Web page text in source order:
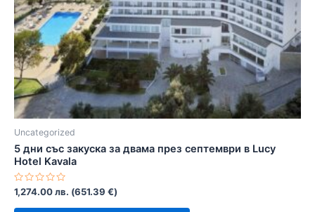
Uncategorized
5 дни със закуска за двама през септември в Lucy
Hotel Kavala
Оценено
с
0
1,274.00лв. (651.39 €)